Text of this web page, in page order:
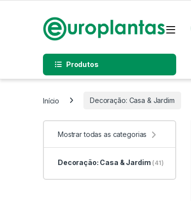
Open
Produtos
Início Decoração: Casa & Jardim
Mostrar todas as categorias
Decoração: Casa & Jardim (41)